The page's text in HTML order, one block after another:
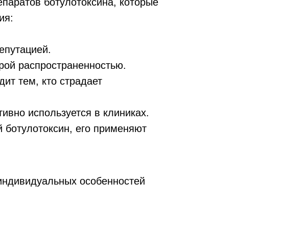
распространенностью.
тем, кто страдает
используется в клиниках.
его применяют
особенностей